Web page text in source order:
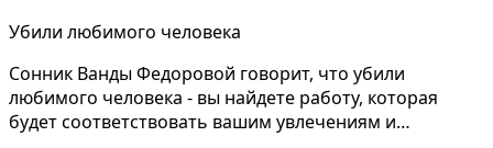
Убили любимого человека
Сонник Ванды Федоровой говорит, что убили
любимого человека - вы найдете работу, которая
будет соответствовать вашим увлечениям и